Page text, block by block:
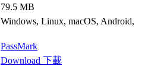
79.5 MB
Windows, Linux, macOS, Android,
PassMark
Download 下載